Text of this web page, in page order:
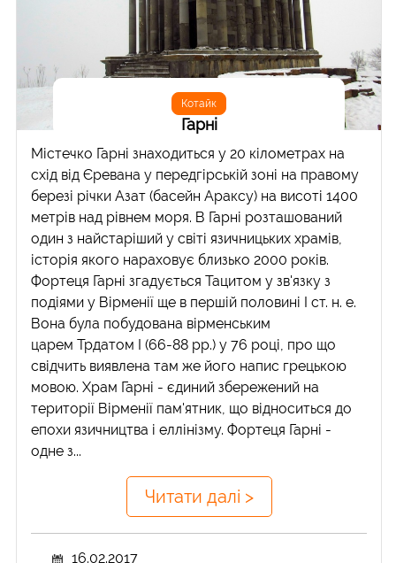
Котайк
Гарні
Містечко Гарні знаходиться у 20 кілометрах на
схід від Єревана у передгірській зоні на правому
березі річки Азат (басейн Араксу) на висоті 1400
метрів над рівнем моря. В Гарні розташований
один з найстаріший у світі язичницьких храмів,
історія якого нараховує близько 2000 років.
Фортеця Гарні згадується Тацитом у зв'язку з
подіями у Вірменії ще в першій половині I ст. н. е.
Вона була побудована вірменським
царем Трдатом I (66-88 рр.) у 76 році, про що
свідчить виявлена там же його напис грецькою
мовою. Храм Гарні - єдиний збережений на
території Вірменії пам'ятник, що відноситься до
епохи язичництва і еллінізму. Фортеця Гарні -
одне з...
Читати далі >
16.02.2017